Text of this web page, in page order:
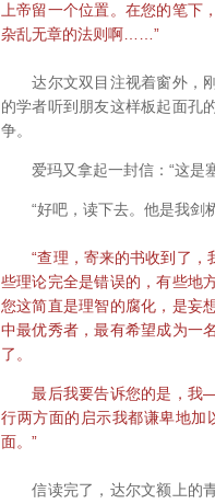
上帝留一个位置。在您的笔
杂乱无章的法则啊……”
达尔文双目注视着窗外，刚
的学者听到朋友这样板起面孔
争。
爱玛又拿起一封信：“这是
“好吧，读下去。他是我剑
“查理，寄来的书收到了，
些理论完全是错误的，有些地
您这简直是理智的腐化，是妄
中最优秀者，最有希望成为一
了。
最后我要告诉您的是，我
行两方面的启示我都谦卑地加
面。”
信读完了，达尔文额上的青